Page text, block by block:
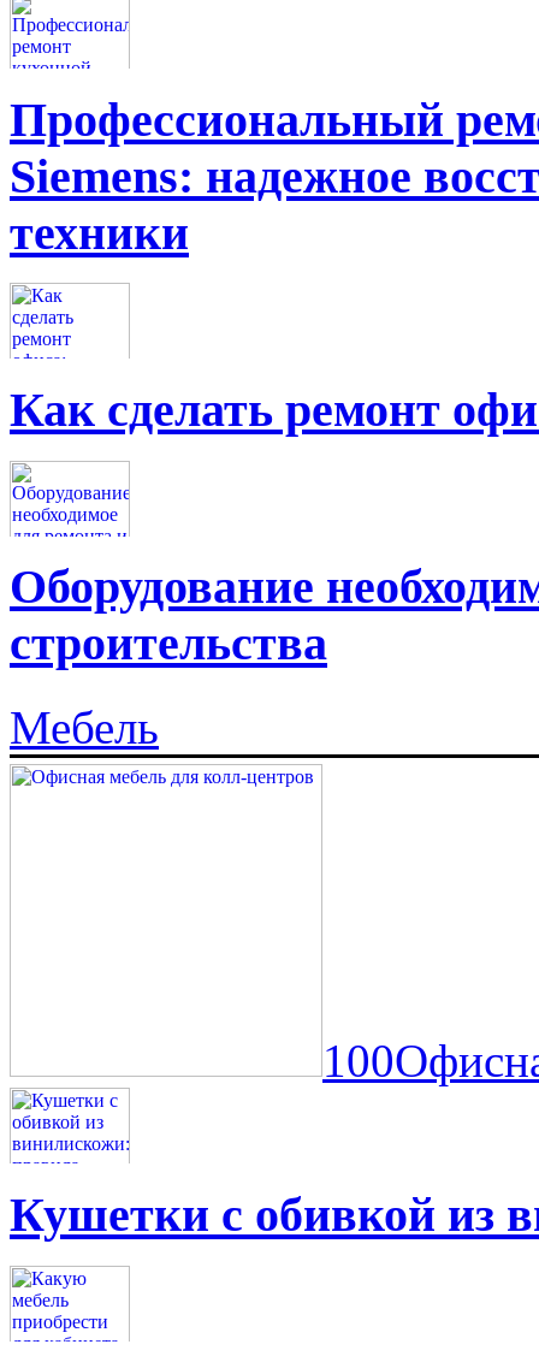
Профессиональный
Siemens: надежное
техники
Как сделать ремонт
Оборудование
строительства
Мебель
Кушетки с обивкой из